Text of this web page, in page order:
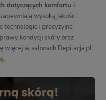
dotyczących komfortu i
wysoką jakość i
technologie i precyzyjne
kondycji skóry oraz
więcej w salonach Depilacja.pl i
.